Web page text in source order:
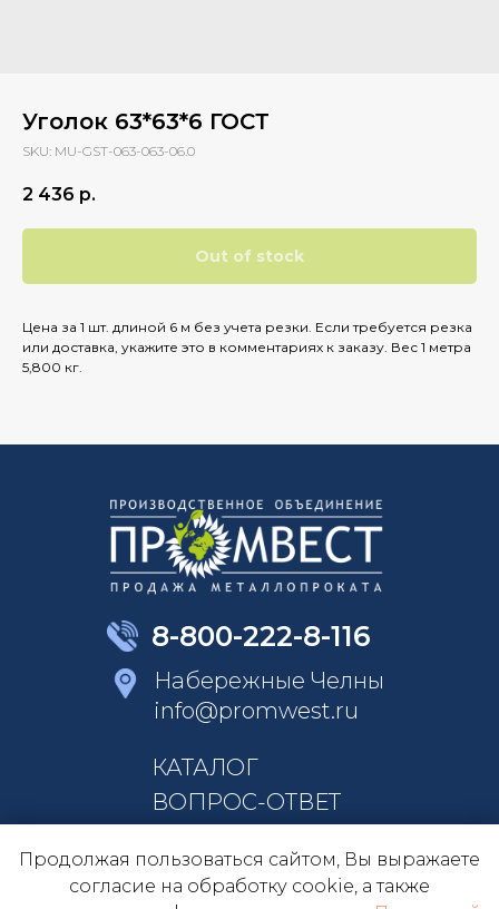
Уголок 63*63*6 ГОСТ
SKU: MU-GST-063-063-06.0
2 436 р.
Out of stock
Цена за 1 шт. длиной 6 м без учета резки. Если требуется резка
или доставка, укажите это в комментариях к заказу. Вес 1 метра
5,800 кг.
КАТАЛОГ
ВОПРОС-ОТВЕТ
О КОМПАНИИ
8-800-222-8-116
Набережные Челны
info@promwest.ru
Продолжая пользоваться сайтом, Вы выражаете
согласие на обработку cookie, а также